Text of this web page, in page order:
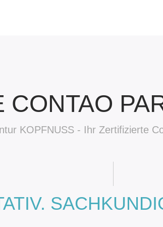
CONTAO
KOPFNUSS - Ihr Zertifizierte